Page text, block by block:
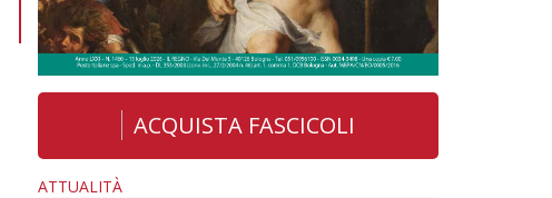
ACQUISTA FASCICOLI
ATTUALITÀ